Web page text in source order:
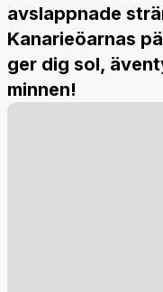
avslappnade
Kanarieöarnas
ger dig sol,
minnen!